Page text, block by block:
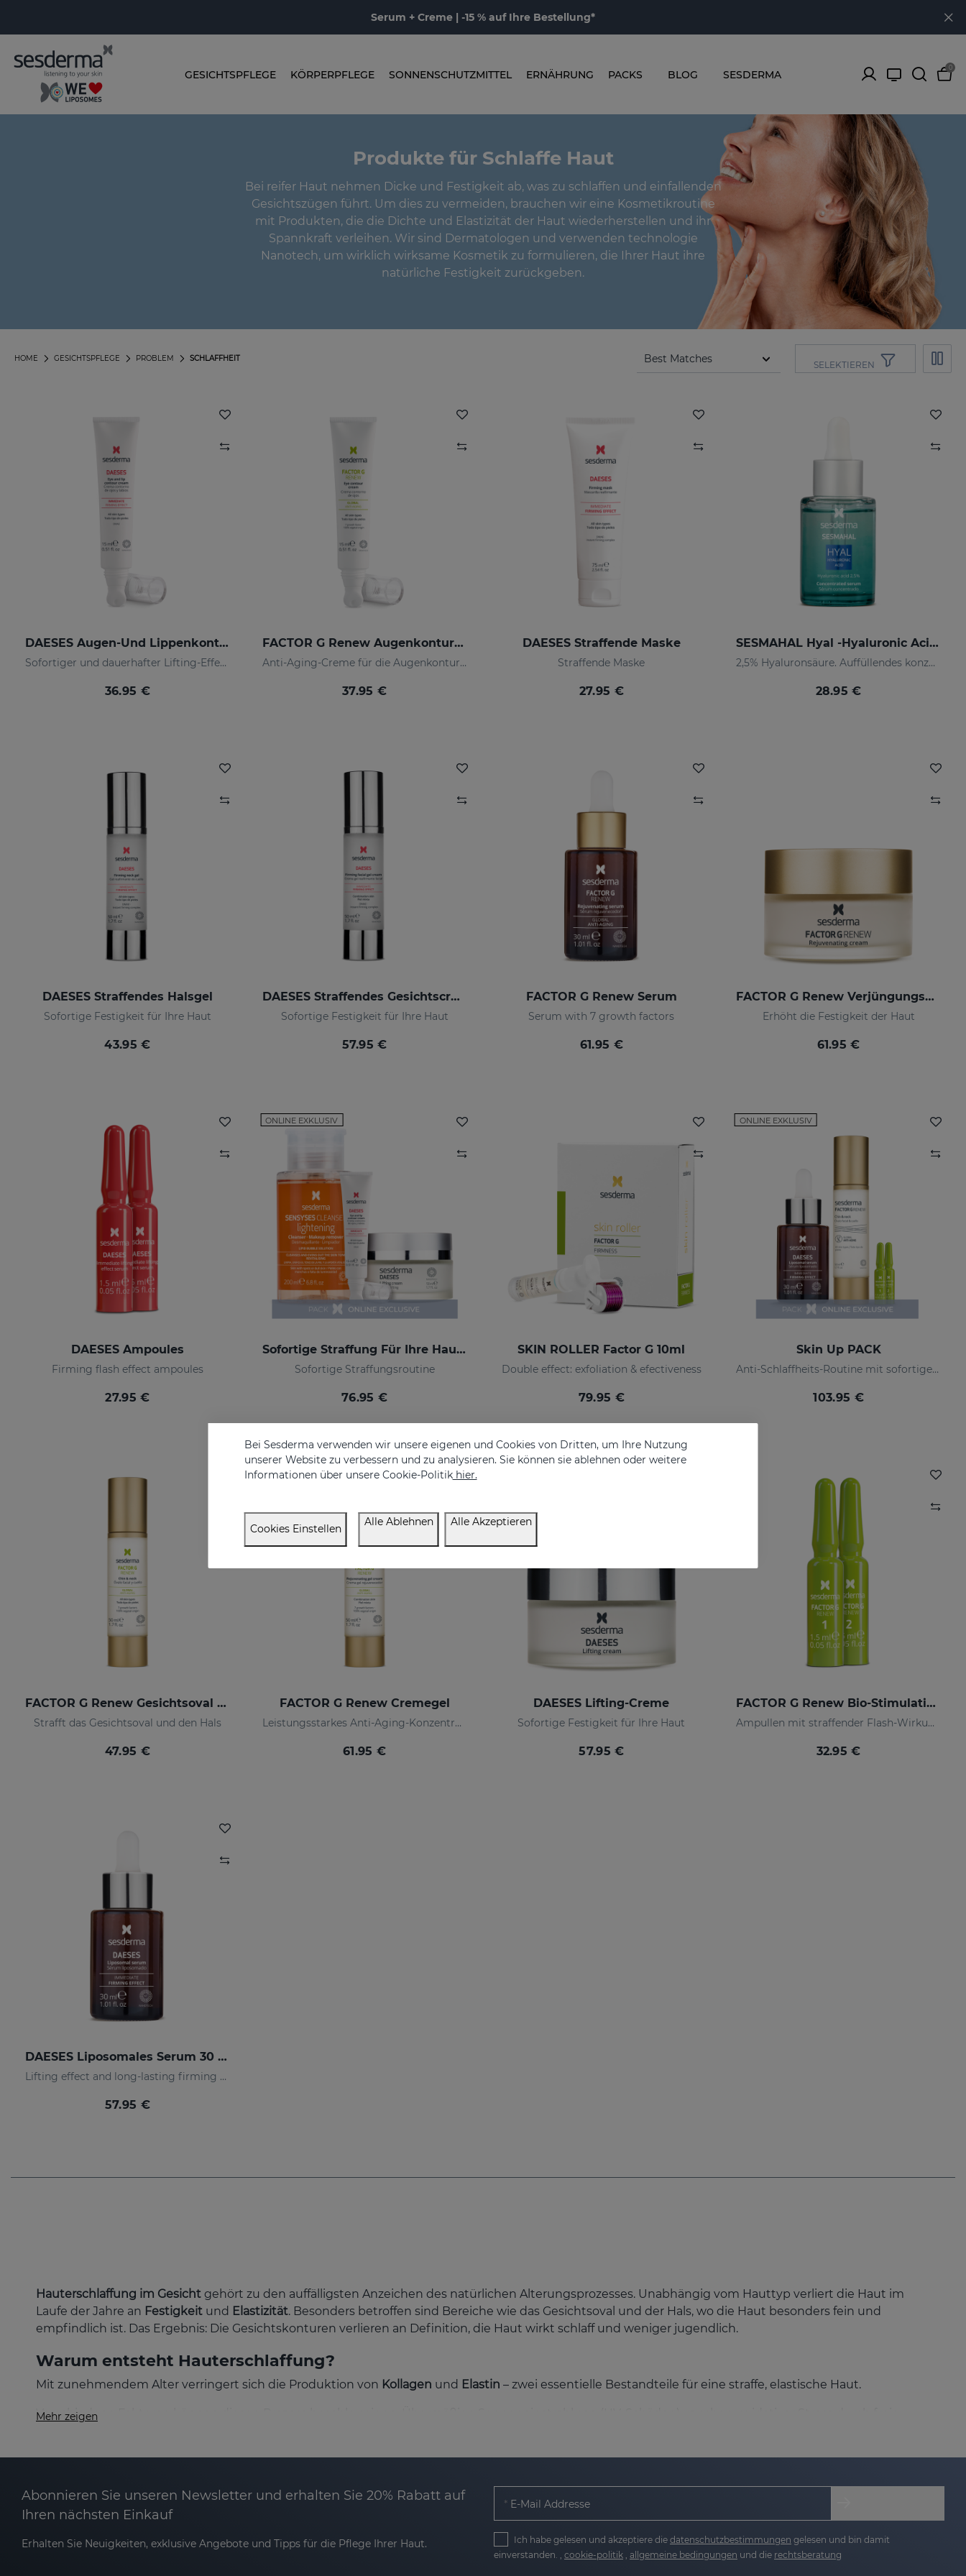
Serum + Creme | -15 % auf Ihre Bestellung*
GESICHTSPFLEGE KÖRPERPFLEGE SONNENSCHUTZMITTEL ERNÄHRUNG PACKS BLOG SESDERMA
0
Produkte für Schlaffe Haut
Bei reifer Haut nehmen Dicke und Festigkeit ab, was zu schlaffen und einfallenden
Gesichtszügen führt. Um dies zu vermeiden, brauchen wir eine Kosmetikroutine
mit Produkten, die die Dichte und Elastizität der Haut wiederherstellen und ihr
Spannkraft verleihen. Wir sind Dermatologen und verwenden technologie
Nanotech, um wirklich wirksame Kosmetik zu formulieren, die Ihrer Haut ihre
natürliche Festigkeit zurückgeben.
SCHLAFFHEIT
PROBLEM
GESICHTSPFLEGE
HOME
SELEKTIEREN
DAESES Augen-Und Lippenkontur
Sofortiger und dauerhafter Lifting-Effekt
36.95 €
FACTOR G Renew Augenkonturencreme
Anti-Aging-Creme für die Augenkonturen
37.95 €
DAESES Straffende Maske
Straffende Maske
27.95 €
SESMAHAL Hyal -Hyaluronic Acid 2.5%
2,5% Hyaluronsäure. Auffüllendes konzentriertes Serum
28.95 €
DAESES Straffendes Halsgel
Sofortige Festigkeit für Ihre Haut
43.95 €
DAESES Straffendes Gesichtscremegel
Sofortige Festigkeit für Ihre Haut
57.95 €
FACTOR G Renew Serum
Serum with 7 growth factors
61.95 €
FACTOR G Renew Verjüngungscreme
Erhöht die Festigkeit der Haut
61.95 €
DAESES Ampoules
Firming flash effect ampoules
27.95 €
ONLINE EXKLUSIV
Sofortige Straffung Für Ihre Haut PACK
Sofortige Straffungsroutine
76.95 €
SKIN ROLLER Factor G 10ml
Double effect: exfoliation & efectiveness
79.95 €
ONLINE EXKLUSIV
Skin Up PACK
Anti-Schlaffheits-Routine mit sofortigem Straffungseffekt
103.95 €
FACTOR G Renew Gesichtsoval Hals
Strafft das Gesichtsoval und den Hals
47.95 €
FACTOR G Renew Cremegel
Leistungsstarkes Anti-Aging-Konzentrat mit Wachstumsfaktoren
61.95 €
DAESES Lifting-Creme
Sofortige Festigkeit für Ihre Haut
57.95 €
FACTOR G Renew Bio-Stimulating Ampoules. Weekly Plan
Ampullen mit straffender Flash-Wirkung.
32.95 €
DAESES Liposomales Serum 30 ML
Lifting effect and long-lasting firming action
57.95 €
Hauterschlaffung im Gesicht gehört zu den auffälligsten Anzeichen des natürlichen Alterungsprozesses. Unabhängig vom Hauttyp verliert die Haut im
Laufe der Jahre an Festigkeit und Elastizität. Besonders betroffen sind Bereiche wie das Gesichtsoval und der Hals, wo die Haut besonders fein und
empfindlich ist. Das Ergebnis: Die Gesichtskonturen verlieren an Definition, die Haut wirkt schlaff und weniger jugendlich.
Warum entsteht Hauterschlaffung?
Mit zunehmendem Alter verringert sich die Produktion von Kollagen und Elastin – zwei essentielle Bestandteile für eine straffe, elastische Haut.
Verschiedene Faktoren können diesen Prozess beschleunigen: Übermäßige Sonneneinstrahlung (UV-Schäden), rauchen, oxidativer Stress durch freie
Wie kann man Hauterschlaffung im Gesicht bekämpfen?
BeiSesdermahaben wir innovative Formeln mit moderner Technologie entwickelt, die helfen, die Festigkeit und Elastizität der Haut spürbar zu
verbessern. Sie bieten einen sofortigen straffenden Effekt und stärken die Haut langfristig.
Mehr zeigen
Abonnieren Sie unseren Newsletter und erhalten Sie 20% Rabatt auf
Ihren nächsten Einkauf
Erhalten Sie Neuigkeiten, exklusive Angebote und Tipps für die Pflege Ihrer Haut.
E-Mail Addresse
Ich habe gelesen und akzeptiere die datenschutzbestimmungen gelesen und bin damit
einverstanden. , cookie-politik allgemeine bedingungen und die rechtsberatung
Bei Sesderma verwenden wir unsere eigenen und Cookies von Dritten, um Ihre Nutzung
unserer Website zu verbessern und zu analysieren. Sie können sie ablehnen oder weitere
Informationen über unsere Cookie-Politikhier.
Cookies Einstellen
Alle Ablehnen Alle Akzeptieren